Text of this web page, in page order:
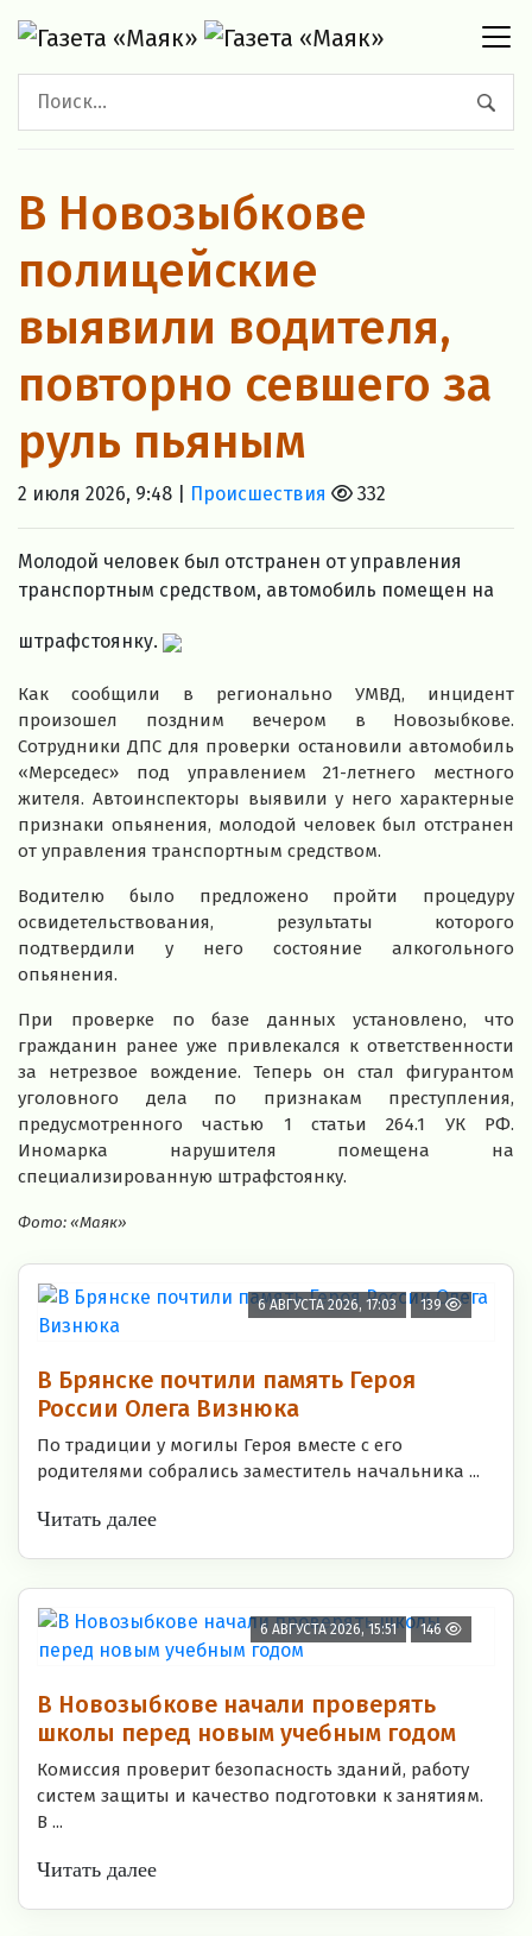
В Новозыбкове
полицейские
выявили водителя,
повторно севшего за
руль пьяным
2 июля 2026, 9:48 | Происшествия 332
Молодой человек был отстранен от управления
транспортным средством, автомобиль помещен на
штрафстоянку.
Как сообщили в регионально УМВД, инцидент
произошел поздним вечером в Новозыбкове.
Сотрудники ДПС для проверки остановили автомобиль
«Мерседес» под управлением 21-летнего местного
жителя. Автоинспекторы выявили у него характерные
признаки опьянения, молодой человек был отстранен
от управления транспортным средством.
Водителю было предложено пройти процедуру
освидетельствования, результаты которого
подтвердили у него состояние алкогольного
опьянения.
При проверке по базе данных установлено, что
гражданин ранее уже привлекался к ответственности
за нетрезвое вождение. Теперь он стал фигурантом
уголовного дела по признакам преступления,
предусмотренного частью 1 статьи 264.1 УК РФ.
Иномарка нарушителя помещена на
специализированную штрафстоянку.
Фото: «Маяк»
6 АВГУСТА 2026, 17:03 139
В Брянске почтили память Героя
России Олега Визнюка
По традиции у могилы Героя вместе с его
родителями собрались заместитель начальника ...
Читать далее
6 АВГУСТА 2026, 15:51 146
В Новозыбкове начали проверять
школы перед новым учебным годом
Комиссия проверит безопасность зданий, работу
систем защиты и качество подготовки к занятиям.
В ...
Читать далее